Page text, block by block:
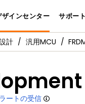
ザインセンター サポート
計 汎用MCU
ートの受信